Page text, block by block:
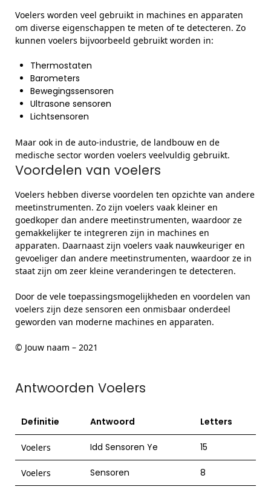
Voelers worden veel gebruikt in machines en apparaten
om diverse eigenschappen te meten of te detecteren. Zo
kunnen voelers bijvoorbeeld gebruikt worden in:
Thermostaten
Barometers
Bewegingssensoren
Ultrasone sensoren
Lichtsensoren
Maar ook in de auto-industrie, de landbouw en de
medische sector worden voelers veelvuldig gebruikt.
Voordelen van voelers
Voelers hebben diverse voordelen ten opzichte van andere
meetinstrumenten. Zo zijn voelers vaak kleiner en
goedkoper dan andere meetinstrumenten, waardoor ze
gemakkelijker te integreren zijn in machines en
apparaten. Daarnaast zijn voelers vaak nauwkeuriger en
gevoeliger dan andere meetinstrumenten, waardoor ze in
staat zijn om zeer kleine veranderingen te detecteren.
Door de vele toepassingsmogelijkheden en voordelen van
voelers zijn deze sensoren een onmisbaar onderdeel
geworden van moderne machines en apparaten.
© Jouw naam – 2021
Antwoorden Voelers
Definitie Antwoord Letters
Voelers Idd Sensoren Ye 15
Voelers Sensoren 8